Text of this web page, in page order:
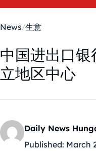
News 生意
中国进出口
立地区中心
Daily News
Published: March